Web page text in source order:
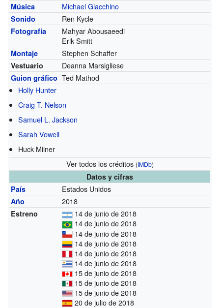
Música Michael Giacchino
Sonido Ren Kycle
Fotografía
Mahyar Abousaeedi
Erik Smitt
Montaje Stephen Schaffer
Vestuario Deanna Marsigliese
Guion gráfico Ted Mathod
Holly Hunter
Craig T. Nelson
Samuel L. Jackson
Sarah Vowell
Huck Milner
Ver todos los créditos (IMDb)
Datos y cifras
País
Estados Unidos
Año 2018
Estreno
14 de junio de 2018
14 de junio de 2018
14 de junio de 2018
14 de junio de 2018
14 de junio de 2018
14 de junio de 2018
15 de junio de 2018
15 de junio de 2018
15 de junio de 2018
20 de julio de 2018